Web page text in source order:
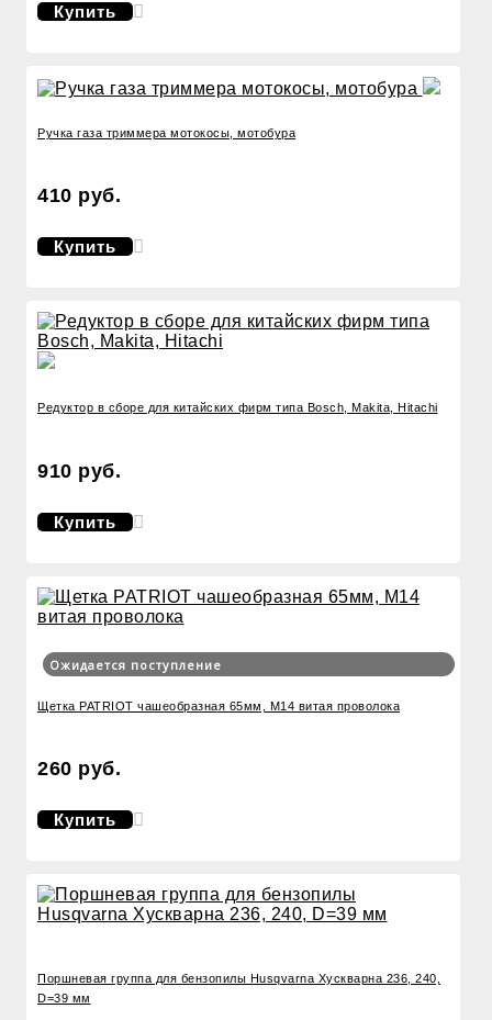
Купить
Ручка газа триммера мотокосы, мотобура
410 руб.
Купить
Редуктор в сборе для китайских фирм типа Bosch, Makita, Hitachi
910 руб.
Купить
Ожидается поступление
Щетка PATRIOT чашеобразная 65мм, М14 витая проволока
260 руб.
Купить
Поршневая группа для бензопилы Husqvarna Хускварна 236, 240,
D=39 мм